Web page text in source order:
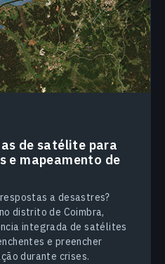
de satélite para
e mapeamento de
a desastres?
distrito de Coimbra,
integrada de satélites
e preencher
durante crises.